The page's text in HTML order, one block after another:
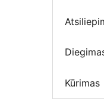
Kūrimas